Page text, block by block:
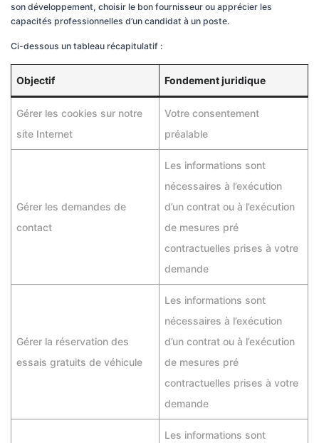
son développement, choisir le bon fournisseur ou apprécier les
capacités professionnelles d’un candidat à un poste.
Ci-dessous un tableau récapitulatif :
Objectif Fondement juridique
Gérer les cookies sur notre
site Internet
Votre consentement
préalable
Gérer les demandes de
contact
Les informations sont
nécessaires à l’exécution
d’un contrat ou à l’exécution
de mesures pré
contractuelles prises à votre
demande
Gérer la réservation des
essais gratuits de véhicule
Les informations sont
nécessaires à l’exécution
d’un contrat ou à l’exécution
de mesures pré
contractuelles prises à votre
demande
Les informations sont